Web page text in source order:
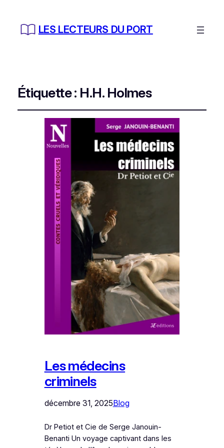
LES LECTEURS DU PORT
Étiquette : H.H. Holmes
Les médecins
criminels
décembre 31, 2025Blog
Dr Petiot et Cie de Serge Janouin-
Benanti Un voyage captivant dans les